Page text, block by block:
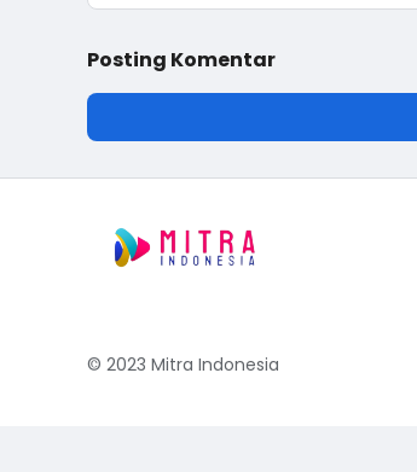
Posting Komentar
© 2023 Mitra Indonesia